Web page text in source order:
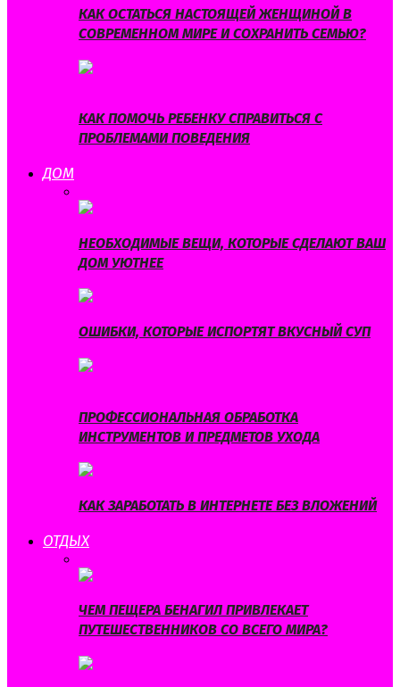
КАК ОСТАТЬСЯ НАСТОЯЩЕЙ ЖЕНЩИНОЙ В
СОВРЕМЕННОМ МИРЕ И СОХРАНИТЬ СЕМЬЮ?
КАК ПОМОЧЬ РЕБЕНКУ СПРАВИТЬСЯ С
ПРОБЛЕМАМИ ПОВЕДЕНИЯ
ДОМ
НЕОБХОДИМЫЕ ВЕЩИ, КОТОРЫЕ СДЕЛАЮТ ВАШ
ДОМ УЮТНЕЕ
ОШИБКИ, КОТОРЫЕ ИСПОРТЯТ ВКУСНЫЙ СУП
ПРОФЕССИОНАЛЬНАЯ ОБРАБОТКА
ИНСТРУМЕНТОВ И ПРЕДМЕТОВ УХОДА
КАК ЗАРАБОТАТЬ В ИНТЕРНЕТЕ БЕЗ ВЛОЖЕНИЙ
ОТДЫХ
ЧЕМ ПЕЩЕРА БЕНАГИЛ ПРИВЛЕКАЕТ
ПУТЕШЕСТВЕННИКОВ СО ВСЕГО МИРА?